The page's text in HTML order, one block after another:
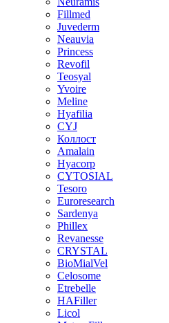
Fillmed
Juvederm
Neauvia
Princess
Revofil
Teosyal
Yvoire
Meline
Hyafilia
CYJ
Коллост
Amalain
Hyacorp
CYTOSIAL
Tesoro
Euroresearch
Sardenya
Phillex
Revanesse
CRYSTAL
BioMialVel
Celosome
Etrebelle
HAFiller
Licol